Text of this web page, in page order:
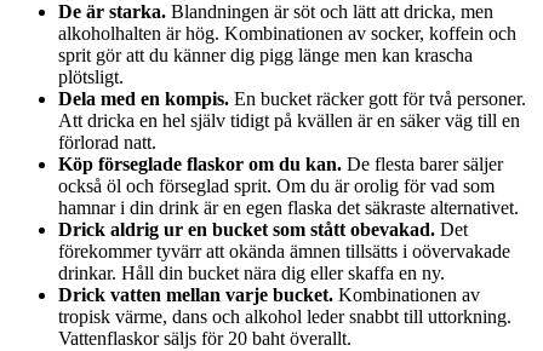
De är starka. Blandningen är söt och lätt att dricka, men
alkoholhalten är hög. Kombinationen av socker, koffein och
sprit gör att du känner dig pigg länge men kan krascha
plötsligt.
Dela med en kompis. En bucket räcker gott för två personer.
Att dricka en hel själv tidigt på kvällen är en säker väg till en
förlorad natt.
Köp förseglade flaskor om du kan. De flesta barer säljer
också öl och förseglad sprit. Om du är orolig för vad som
hamnar i din drink är en egen flaska det säkraste alternativet.
Drick aldrig ur en bucket som stått obevakad. Det
förekommer tyvärr att okända ämnen tillsätts i oövervakade
drinkar. Håll din bucket nära dig eller skaffa en ny.
Drick vatten mellan varje bucket. Kombinationen av
tropisk värme, dans och alkohol leder snabbt till uttorkning.
Vattenflaskor säljs för 20 baht överallt.